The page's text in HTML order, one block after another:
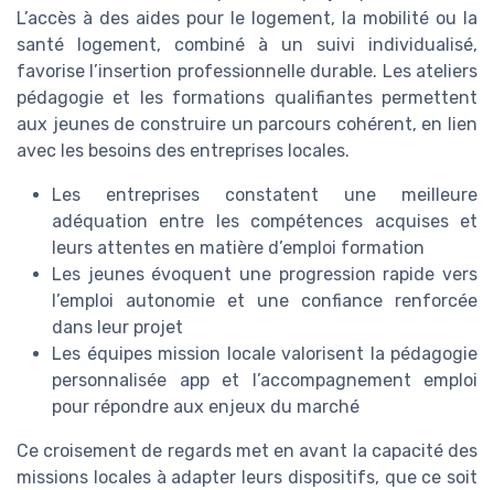
L’accès à des aides pour le logement, la mobilité ou la
santé logement, combiné à un suivi individualisé,
favorise l’insertion professionnelle durable. Les ateliers
pédagogie et les formations qualifiantes permettent
aux jeunes de construire un parcours cohérent, en lien
avec les besoins des entreprises locales.
Les entreprises constatent une meilleure
adéquation entre les compétences acquises et
leurs attentes en matière d’emploi formation
Les jeunes évoquent une progression rapide vers
l’emploi autonomie et une confiance renforcée
dans leur projet
Les équipes mission locale valorisent la pédagogie
personnalisée app et l’accompagnement emploi
pour répondre aux enjeux du marché
Ce croisement de regards met en avant la capacité des
missions locales à adapter leurs dispositifs, que ce soit